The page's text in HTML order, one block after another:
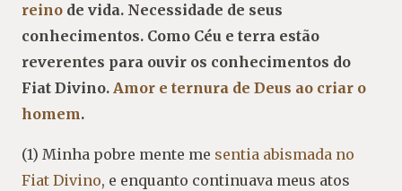
reino de vida. Necessidade de seus
conhecimentos. Como Céu e terra estão
reverentes para ouvir os conhecimentos do
Fiat Divino. Amor e ternura de Deus ao criar o
homem.
(1) Minha pobre mente me sentia abismada no
Fiat Divino, e enquanto continuava meus atos